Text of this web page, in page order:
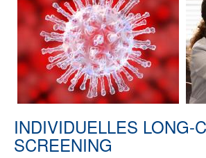
INDIVIDUELLES LONG-
SCREENING